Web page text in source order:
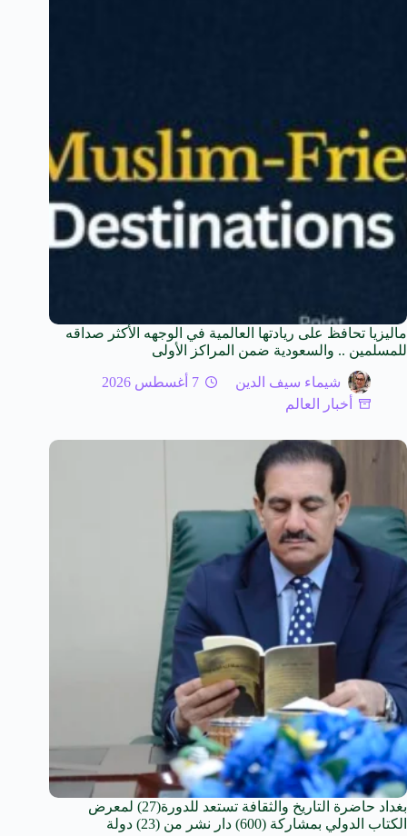
ماليزيا تحافظ على ريادتها العالمية في الوجهه الأكثر صداقه
للمسلمين .. والسعودية ضمن المراكز الأولى
شيماء سيف الدين
7 أغسطس 2026
أخبار العالم
بغداد حاضرة التاريخ والثقافة تستعد للدورة(27) لمعرض
الكتاب الدولي بمشاركة (600) دار نشر من (23) دولة